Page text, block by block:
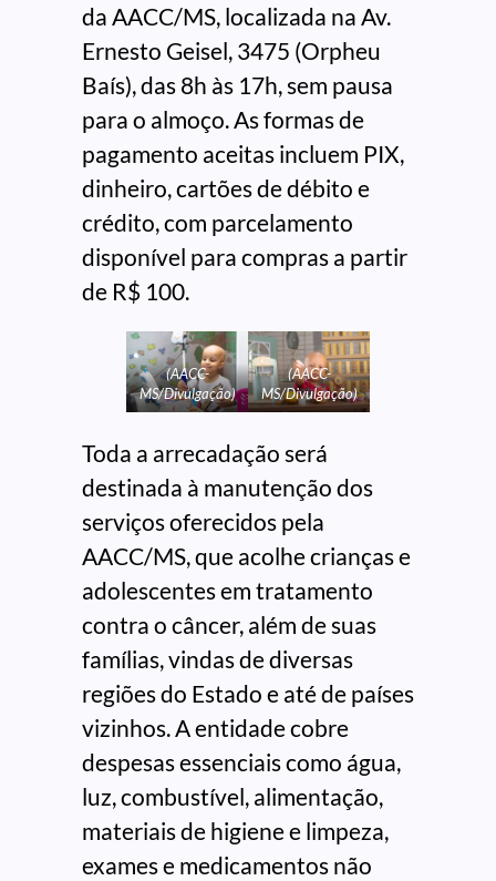
da AACC/MS, localizada na Av.
Ernesto Geisel, 3475 (Orpheu
Baís), das 8h às 17h, sem pausa
para o almoço. As formas de
pagamento aceitas incluem PIX,
dinheiro, cartões de débito e
crédito, com parcelamento
disponível para compras a partir
de R$ 100.
(AACC-
MS/Divulgação)
(AACC-
MS/Divulgação)
Toda a arrecadação será
destinada à manutenção dos
serviços oferecidos pela
AACC/MS, que acolhe crianças e
adolescentes em tratamento
contra o câncer, além de suas
famílias, vindas de diversas
regiões do Estado e até de países
vizinhos. A entidade cobre
despesas essenciais como água,
luz, combustível, alimentação,
materiais de higiene e limpeza,
exames e medicamentos não